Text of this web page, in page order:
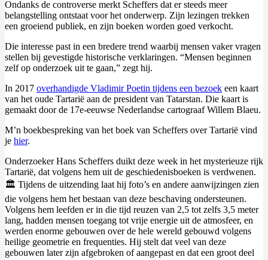
Ondanks de controverse merkt Scheffers dat er steeds meer
belangstelling ontstaat voor het onderwerp. Zijn lezingen trekken
een groeiend publiek, en zijn boeken worden goed verkocht.
Die interesse past in een bredere trend waarbij mensen vaker vragen
stellen bij gevestigde historische verklaringen. “Mensen beginnen
zelf op onderzoek uit te gaan,” zegt hij.
In 2017 overhandigde Vladimir Poetin tijdens een bezoek een kaart
van het oude Tartarië aan de president van Tatarstan. Die kaart is
gemaakt door de 17e-eeuwse Nederlandse cartograaf Willem Blaeu.
M’n boekbespreking van het boek van Scheffers over Tartarië vind
je hier.
Onderzoeker Hans Scheffers duikt deze week in het mysterieuze rijk
Tartarië, dat volgens hem uit de geschiedenisboeken is verdwenen.
🏛️ Tijdens de uitzending laat hij foto’s en andere aanwijzingen zien
die volgens hem het bestaan van deze beschaving ondersteunen.
Volgens hem leefden er in die tijd reuzen van 2,5 tot zelfs 3,5 meter
lang, hadden mensen toegang tot vrije energie uit de atmosfeer, en
werden enorme gebouwen over de hele wereld gebouwd volgens
heilige geometrie en frequenties. Hij stelt dat veel van deze
gebouwen later zijn afgebroken of aangepast en dat een groot deel